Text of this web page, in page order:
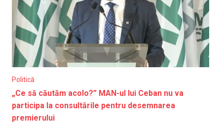
Politică
„Ce să căutăm acolo?” MAN-ul lui Ceban nu va
participa la consultările pentru desemnarea
premierului